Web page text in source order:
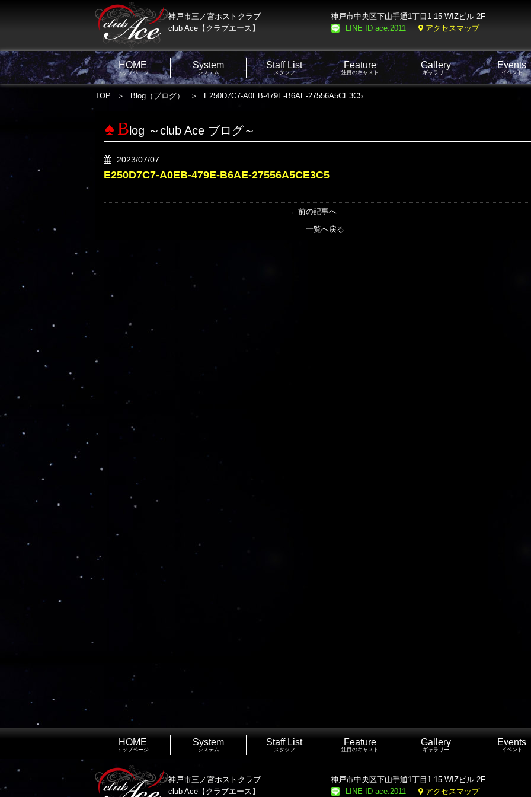
神戸市三ノ宮ホストクラブ
club Ace【クラブエース】
神戸市中央区下山手通1丁目1-15 WIZビル 2F
LINE ID ace.2011 ｜ アクセスマップ
HOME
トップページ
System
システム
Staff List
スタッフ
Feature
注目のキャスト
Gallery
ギャラリー
Events
イベント
TOP Blog（ブログ） E250D7C7-A0EB-479E-B6AE-27556A5CE3C5
B log ～club Ace ブログ～
2023/07/07
E250D7C7-A0EB-479E-B6AE-27556A5CE3C5
← 前の記事へ｜
一覧へ戻る
HOME
トップページ
System
システム
Staff List
スタッフ
Feature
注目のキャスト
Gallery
ギャラリー
Events
イベント
神戸市三ノ宮ホストクラブ
club Ace【クラブエース】
神戸市中央区下山手通1丁目1-15 WIZビル 2F
LINE ID ace.2011 ｜ アクセスマップ